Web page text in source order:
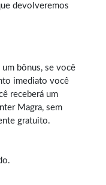
devolveremos
bônus, se você
imediato você
receberá um
Magra, sem
gratuito.